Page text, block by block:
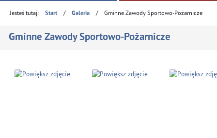
Jesteś tutaj: Start / Galeria / Gminne Zawody Sportowo-Pożarnicze
Gminne Zawody Sportowo-Pożarnicze